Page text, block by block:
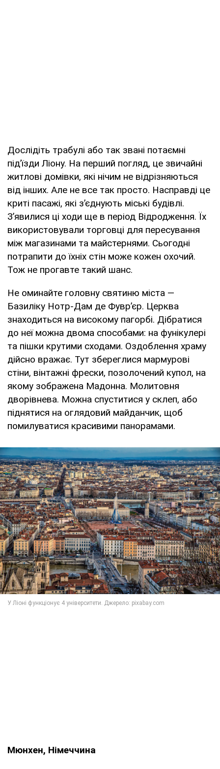
Дослідіть трабулі або так звані потаємні
під’їзди Ліону. На перший погляд, це звичайні
житлові домівки, які нічим не відрізняються
від інших. Але не все так просто. Насправді це
криті пасажі, які з’єднують міські будівлі.
З’явилися ці ходи ще в період Відродження. Їх
використовували торговці для пересування
між магазинами та майстернями. Сьогодні
потрапити до їхніх стін може кожен охочий.
Тож не прогавте такий шанс.
Не оминайте головну святиню міста —
Базиліку Нотр-Дам де Фувр’єр. Церква
знаходиться на високому пагорбі. Дібратися
до неї можна двома способами: на фунікулері
та пішки крутими сходами. Оздоблення храму
дійсно вражає. Тут збереглися мармурові
стіни, вінтажні фрески, позолочений купол, на
якому зображена Мадонна. Молитовня
дворівнева. Можна спуститися у склеп, або
піднятися на оглядовий майданчик, щоб
помилуватися красивими панорамами.
Мюнхен, Німеччина